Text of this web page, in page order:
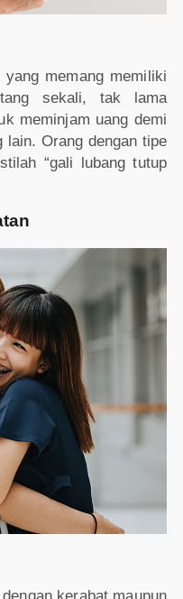
memang memiliki
sekali, tak lama
meminjam uang demi
lain. Orang dengan tipe
“gali lubang tutup